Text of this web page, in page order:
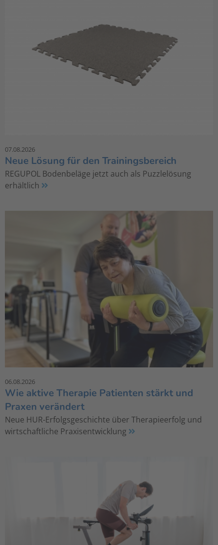
07.08.2026
Neue Lösung für den Trainingsbereich
REGUPOL Bodenbeläge jetzt auch als Puzzlelösung
erhältlich
06.08.2026
Wie aktive Therapie Patienten stärkt und
Praxen verändert
Neue HUR-Erfolgsgeschichte über Therapieerfolg und
wirtschaftliche Praxisentwicklung